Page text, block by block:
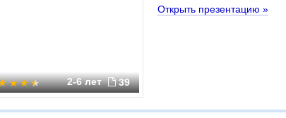
2-6 лет 39
Открыть презентацию »